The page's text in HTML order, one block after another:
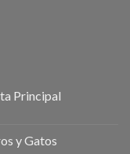
Principal
y Gatos